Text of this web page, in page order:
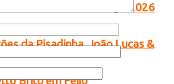
do Acre: Festival do Açaí 2026
da Pisadinha, João Lucas &
Brito em Feijó